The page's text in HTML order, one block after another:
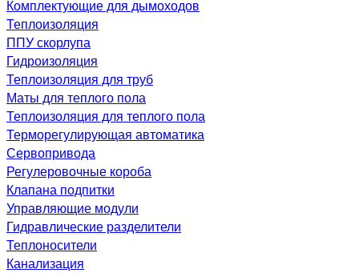
Комплектующие для дымоходов
Теплоизоляция
ППУ скорлупа
Гидроизоляция
Теплоизоляция для труб
Маты для теплого пола
Теплоизоляция для теплого пола
Терморегулирующая автоматика
Сервопривода
Регулеровочные короба
Клапана подпитки
Управляющие модули
Гидравлические разделители
Теплоносители
Канализация